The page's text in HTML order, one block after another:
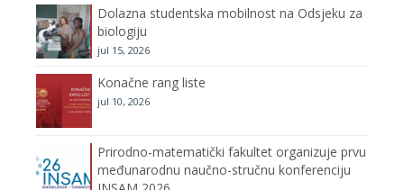
e
Dolazna studentska mobilnost na Odsjeku za
biologiju
jul 15, 2026
Konačne rang liste
jul 10, 2026
Prirodno-matematički fakultet organizuje prvu
međunarodnu naučno-stručnu konferenciju